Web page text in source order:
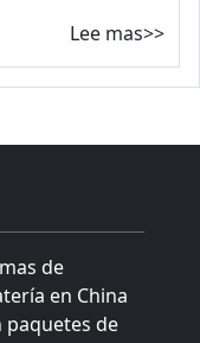
Lee mas>>
de
en China
paquetes de